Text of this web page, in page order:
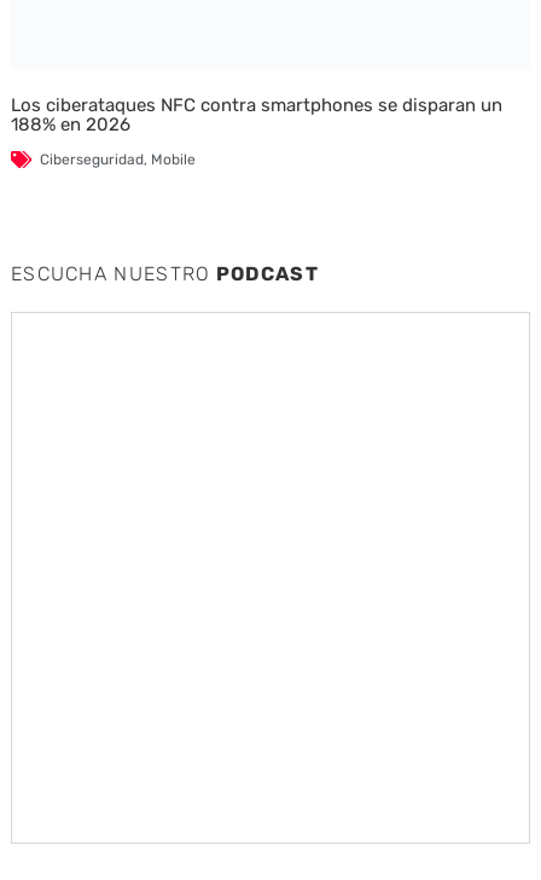
Los ciberataques NFC contra smartphones se disparan un
188% en 2026
Ciberseguridad, Mobile
ESCUCHA NUESTRO PODCAST